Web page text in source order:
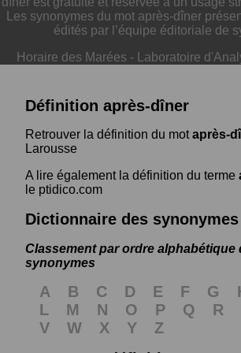
Les synonymes du mot après-dîner
édités par l’équipe éditoriale de
Horaire des Marées - Laboratoire
Définition après-dîner
Retrouver la définition du motaprès-
Larousse
A lire également la définition du terme
le ptidico.com
Dictionnaire des synonymes
Classement par ordre alphabétique
synonymes
A B C D E F G
L
M N O P Q R
V
W X Y
Z